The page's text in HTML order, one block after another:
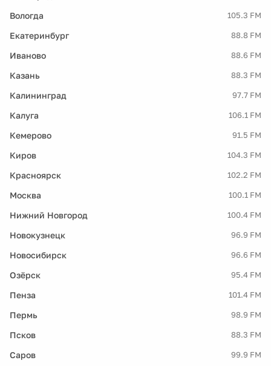
Вологда 105.3 FM
Екатеринбург 88.8 FM
Иваново 88.6 FM
Казань 88.3 FM
Калининград 97.7 FM
Калуга 106.1 FM
Кемерово 91.5 FM
Киров 104.3 FM
Красноярск 102.2 FM
Москва 100.1 FM
Нижний Новгород 100.4 FM
Новокузнецк 96.9 FM
Новосибирск 96.6 FM
Озёрск 95.4 FM
Пенза 101.4 FM
Пермь 98.9 FM
Псков 88.3 FM
Саров 99.9 FM